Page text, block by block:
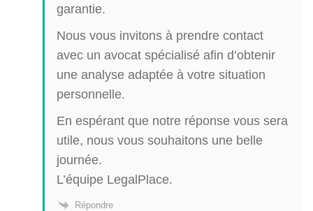
garantie.
Nous vous invitons à prendre contact
avec un avocat spécialisé afin d’obtenir
une analyse adaptée à votre situation
personnelle.
En espérant que notre réponse vous sera
utile, nous vous souhaitons une belle
journée.
L’équipe LegalPlace.
Répondre